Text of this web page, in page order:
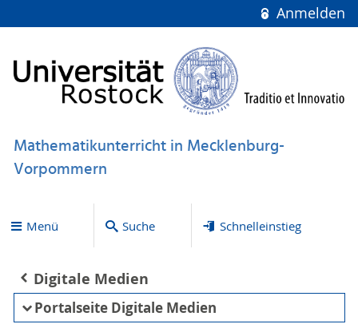
Anmelden
Mathematikunterricht in Mecklenburg-
Vorpommern
Menü Suche Schnelleinstieg
Digitale Medien
Portalseite Digitale Medien